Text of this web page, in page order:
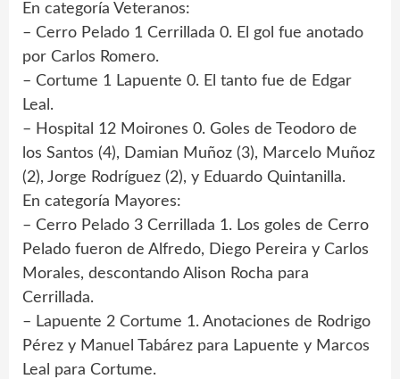
En categoría Veteranos:
– Cerro Pelado 1 Cerrillada 0. El gol fue anotado
por Carlos Romero.
– Cortume 1 Lapuente 0. El tanto fue de Edgar
Leal.
– Hospital 12 Moirones 0. Goles de Teodoro de
los Santos (4), Damian Muñoz (3), Marcelo Muñoz
(2), Jorge Rodríguez (2), y Eduardo Quintanilla.
En categoría Mayores:
– Cerro Pelado 3 Cerrillada 1. Los goles de Cerro
Pelado fueron de Alfredo, Diego Pereira y Carlos
Morales, descontando Alison Rocha para
Cerrillada.
– Lapuente 2 Cortume 1. Anotaciones de Rodrigo
Pérez y Manuel Tabárez para Lapuente y Marcos
Leal para Cortume.